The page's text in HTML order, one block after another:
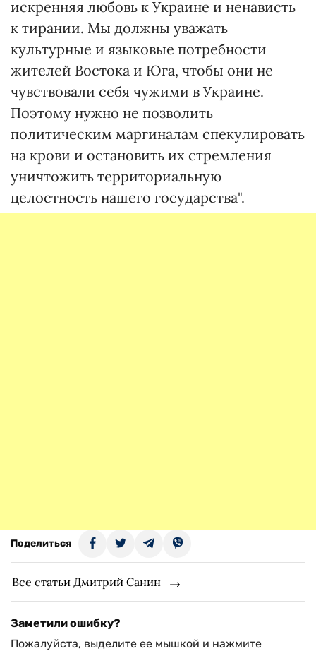
искренняя любовь к Украине и ненависть
к тирании. Мы должны уважать
культурные и языковые потребности
жителей Востока и Юга, чтобы они не
чувствовали себя чужими в Украине.
Поэтому нужно не позволить
политическим маргиналам спекулировать
на крови и остановить их стремления
уничтожить территориальную
целостность нашего государства".
Поделиться
Все статьи Дмитрий Санин
Заметили ошибку?
Пожалуйста, выделите ее мышкой и нажмите